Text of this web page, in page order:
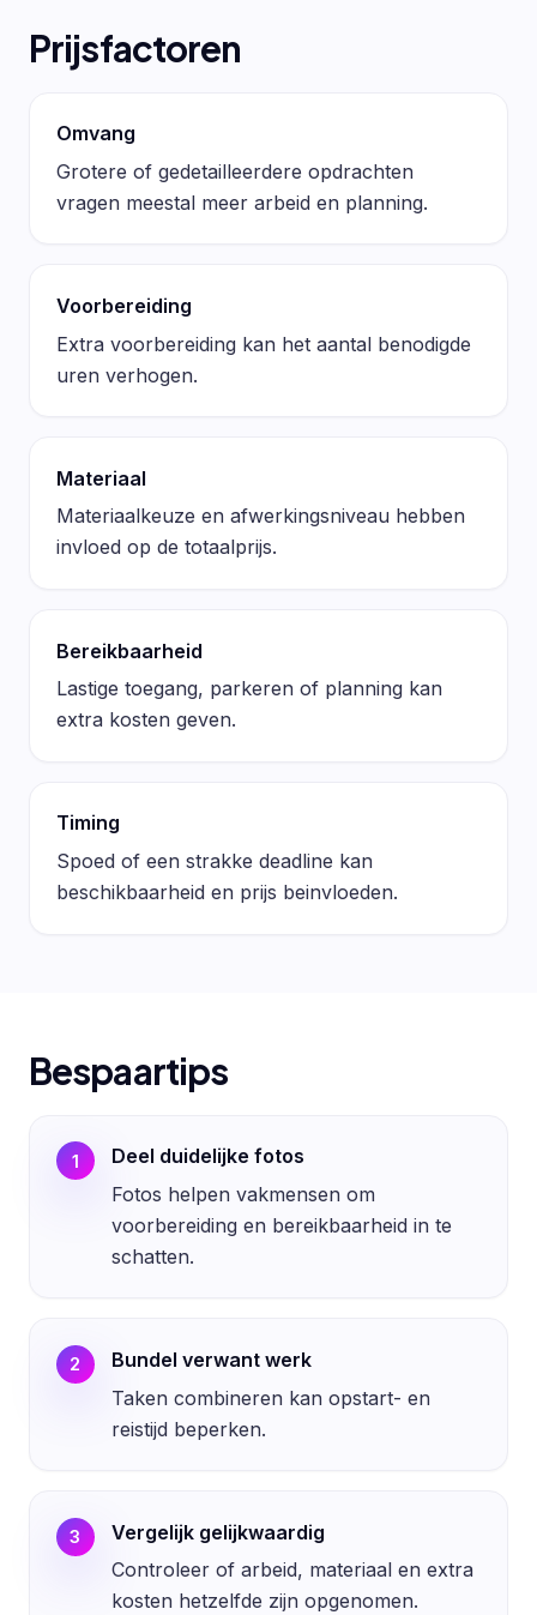
Prijsfactoren
Omvang
Grotere of gedetailleerdere opdrachten
vragen meestal meer arbeid en planning.
Voorbereiding
Extra voorbereiding kan het aantal benodigde
uren verhogen.
Materiaal
Materiaalkeuze en afwerkingsniveau hebben
invloed op de totaalprijs.
Bereikbaarheid
Lastige toegang, parkeren of planning kan
extra kosten geven.
Timing
Spoed of een strakke deadline kan
beschikbaarheid en prijs beinvloeden.
Bespaartips
1
Deel duidelijke fotos
Fotos helpen vakmensen om
voorbereiding en bereikbaarheid in te
schatten.
2
Bundel verwant werk
Taken combineren kan opstart- en
reistijd beperken.
3
Vergelijk gelijkwaardig
Controleer of arbeid, materiaal en extra
kosten hetzelfde zijn opgenomen.